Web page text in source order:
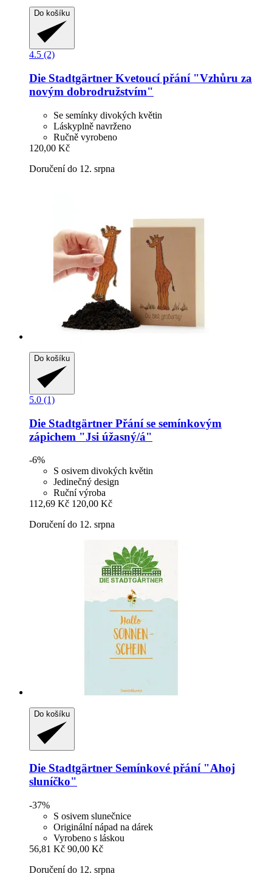
Do košíku
4.5 (2)
Die Stadtgärtner Kvetoucí přání "Vzhůru za
novým dobrodružstvím"
Se semínky divokých květin
Láskyplně navrženo
Ručně vyrobeno
120,00 Kč
Doručení do 12. srpna
Do košíku
5.0 (1)
Die Stadtgärtner Přání se semínkovým
zápichem "Jsi úžasný/á"
-6%
S osivem divokých květin
Jedinečný design
Ruční výroba
112,69 Kč 120,00 Kč
Doručení do 12. srpna
Do košíku
Die Stadtgärtner Semínkové přání "Ahoj
sluníčko"
-37%
S osivem slunečnice
Originální nápad na dárek
Vyrobeno s láskou
56,81 Kč 90,00 Kč
Doručení do 12. srpna